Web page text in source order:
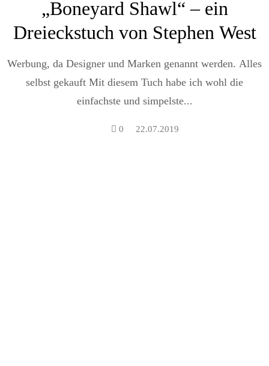
„Boneyard Shawl“ – ein
Dreieckstuch von Stephen West
Werbung, da Designer und Marken genannt werden. Alles
selbst gekauft Mit diesem Tuch habe ich wohl die
einfachste und simpelste...
0 22.07.2019